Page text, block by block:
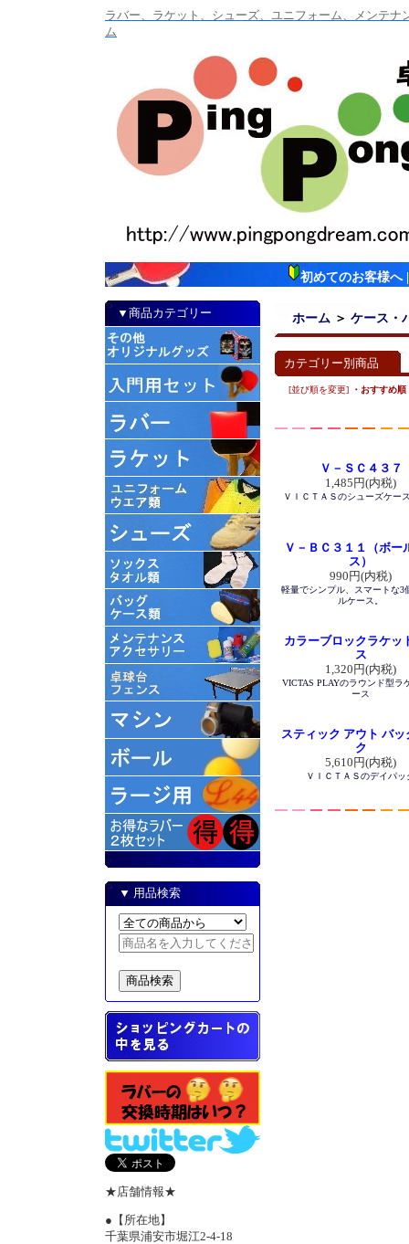
ラバー、ラケット、シューズ、ユニフォーム、メンテ
ム
初めてのお客様へ
▼商品カテゴリー
▼ 用品検索
★店舗情報★
●【所在地】
千葉県浦安市堀江2-4-18
ホーム ＞ ケース・
カテゴリー別商品
[並び順を変更] ・おすすめ順
Ｖ－ＳＣ４３７
1,485円(内税)
ＶＩＣＴＡＳのシューズケー
Ｖ－ＢＣ３１１（ボー
ス）
990円(内税)
軽量でシンプル、スマートな3
ルケース。
カラーブロックラケッ
ス
1,320円(内税)
VICTAS PLAYのラウンド型ラ
ース
スティック アウト バッ
ク
5,610円(内税)
ＶＩＣＴＡＳのデイパッ